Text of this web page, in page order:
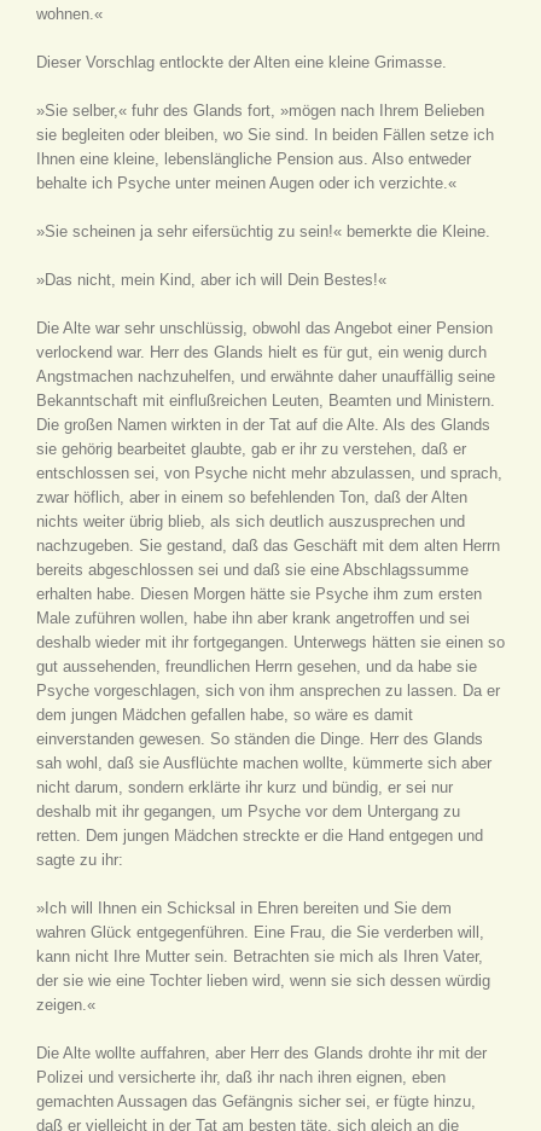
wohnen.«
Dieser Vorschlag entlockte der Alten eine kleine Grimasse.
»Sie selber,« fuhr des Glands fort, »mögen nach Ihrem Belieben
sie begleiten oder bleiben, wo Sie sind. In beiden Fällen setze ich
Ihnen eine kleine, lebenslängliche Pension aus. Also entweder
behalte ich Psyche unter meinen Augen oder ich verzichte.«
»Sie scheinen ja sehr eifersüchtig zu sein!« bemerkte die Kleine.
»Das nicht, mein Kind, aber ich will Dein Bestes!«
Die Alte war sehr unschlüssig, obwohl das Angebot einer Pension
verlockend war. Herr des Glands hielt es für gut, ein wenig durch
Angstmachen nachzuhelfen, und erwähnte daher unauffällig seine
Bekanntschaft mit einflußreichen Leuten, Beamten und Ministern.
Die großen Namen wirkten in der Tat auf die Alte. Als des Glands
sie gehörig bearbeitet glaubte, gab er ihr zu verstehen, daß er
entschlossen sei, von Psyche nicht mehr abzulassen, und sprach,
zwar höflich, aber in einem so befehlenden Ton, daß der Alten
nichts weiter übrig blieb, als sich deutlich auszusprechen und
nachzugeben. Sie gestand, daß das Geschäft mit dem alten Herrn
bereits abgeschlossen sei und daß sie eine Abschlagssumme
erhalten habe. Diesen Morgen hätte sie Psyche ihm zum ersten
Male zuführen wollen, habe ihn aber krank angetroffen und sei
deshalb wieder mit ihr fortgegangen. Unterwegs hätten sie einen so
gut aussehenden, freundlichen Herrn gesehen, und da habe sie
Psyche vorgeschlagen, sich von ihm ansprechen zu lassen. Da er
dem jungen Mädchen gefallen habe, so wäre es damit
einverstanden gewesen. So ständen die Dinge. Herr des Glands
sah wohl, daß sie Ausflüchte machen wollte, kümmerte sich aber
nicht darum, sondern erklärte ihr kurz und bündig, er sei nur
deshalb mit ihr gegangen, um Psyche vor dem Untergang zu
retten. Dem jungen Mädchen streckte er die Hand entgegen und
sagte zu ihr:
»Ich will Ihnen ein Schicksal in Ehren bereiten und Sie dem
wahren Glück entgegenführen. Eine Frau, die Sie verderben will,
kann nicht Ihre Mutter sein. Betrachten sie mich als Ihren Vater,
der sie wie eine Tochter lieben wird, wenn sie sich dessen würdig
zeigen.«
Die Alte wollte auffahren, aber Herr des Glands drohte ihr mit der
Polizei und versicherte ihr, daß ihr nach ihren eignen, eben
gemachten Aussagen das Gefängnis sicher sei, er fügte hinzu,
daß er vielleicht in der Tat am besten täte, sich gleich an die